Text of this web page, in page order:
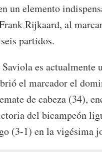
un elemento
Rijkaard, al
partidos.
Saviola es actualmente
el marcador el
de cabeza (34),
del bicampeón
(3-1) en la vigésima